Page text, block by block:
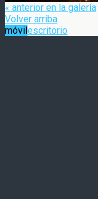
« anterior en la galería
Volver arriba
móvilescritorio